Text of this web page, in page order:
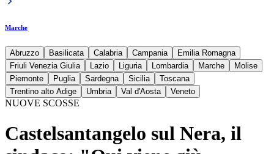
Marche
Abruzzo Basilicata Calabria Campania
Emilia Romagna
Friuli Venezia Giulia
Lazio Liguria Lombardia Marche
Molise
Piemonte
Puglia Sardegna Sicilia
Toscana
Trentino alto Adige
Umbria Val d'Aosta Veneto
NUOVE SCOSSE
Castelsantangelo sul Nera, il